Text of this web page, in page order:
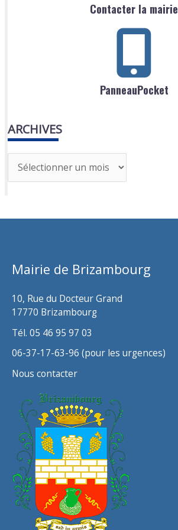
Contacter la mairie
PanneauPocket
ARCHIVES
r
h
Mairie de Brizambourg
10, Rue du Docteur Grand
17770 Brizambourg
Tél. 05 46 95 97 03
06-37-17-63-96 (pour les urgences)
Nous contacter